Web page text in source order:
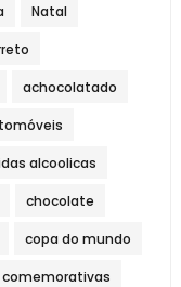
Natal
achocolatado
alcoolicas
chocolate
copa do mundo